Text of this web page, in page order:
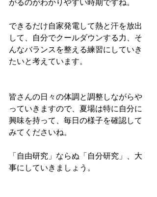
がるのがわかりやすい時期ですね。
できるだけ自家発電して熱と汗を放出
して、自分でクールダウンする力、そ
んなバランスを整える練習にしていき
たいと考えています。
皆さんの日々の体調と調整しながらや
っていきますので、夏場は特に自分に
興味を持って、毎日の様子を確認して
みてくださいね。
「自由研究」ならぬ「自分研究」、大
事にしていきましょう。